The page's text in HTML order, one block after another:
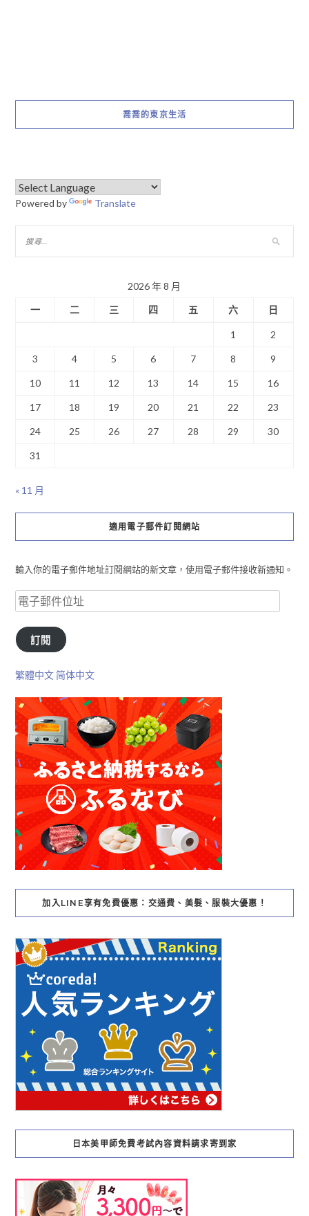
喬喬的東京生活
Powered by Translate
2026 年 8 月
一
二 三 四 五 六 日
1 2
3 4 5 6 7 8 9
10 11 12 13 14 15 16
17 18 19 20 21 22 23
24 25 26 27 28 29 30
31
« 11 月
適用電子郵件訂閱網站
輸入你的電子郵件地址訂閱網站的新文章，使用電子郵件接收新通知。
訂閱
繁體中文 简体中文
加入LINE享有免費優惠：交通費、美髮、服裝大優惠！
日本美甲師免費考試內容資料請求寄到家